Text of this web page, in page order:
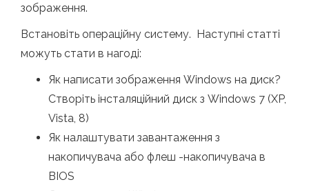
зображення.
Встановіть операційну систему. Наступні статті
можуть стати в нагоді:
Як написати зображення Windows на диск?
Створіть інсталяційний диск з Windows 7 (XP,
Vista, 8)
Як налаштувати завантаження з
накопичувача або флеш -накопичувача в
BIOS